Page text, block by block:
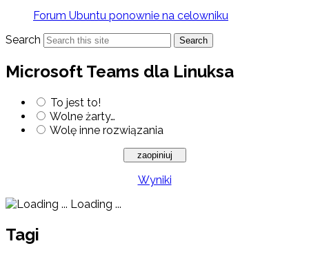
Forum Ubuntu ponownie na celowniku
Search
Search
Microsoft Teams dla Linuksa
To jest to!
Wolne żarty…
Wolę inne rozwiązania
Wyniki
Loading ...
Tagi